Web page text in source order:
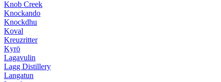
Knob Creek
Knockando
Knockdhu
Koval
Kreuzritter
Kyrö
Lagavulin
Lagg Distillery
Langatun